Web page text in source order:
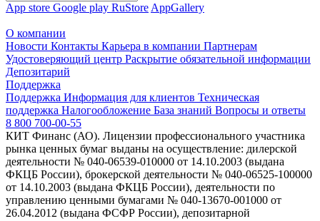
App store Google play RuStore AppGallery
О компании
Новости Контакты Карьера в компании Партнерам
Удостоверяющий центр Раскрытие обязательной информации
Депозитарий
Поддержка
Поддержка Информация для клиентов Техническая
поддержка Налогообложение База знаний Вопросы и ответы
8 800 700-00-55
КИТ Финанс (АО). Лицензии профессионального участника
рынка ценных бумаг выданы на осуществление: дилерской
деятельности № 040-06539-010000 от 14.10.2003 (выдана
ФКЦБ России), брокерской деятельности № 040-06525-100000
от 14.10.2003 (выдана ФКЦБ России), деятельности по
управлению ценными бумагами № 040-13670-001000 от
26.04.2012 (выдана ФСФР России), депозитарной